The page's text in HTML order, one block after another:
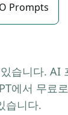
Prompts
습니다. AI
에서 무료
습니다.